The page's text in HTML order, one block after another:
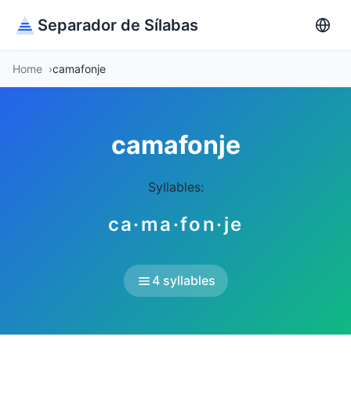
Separador de Sílabas
Home camafonje
camafonje
Syllables:
ca·ma·fon·je
4 syllables